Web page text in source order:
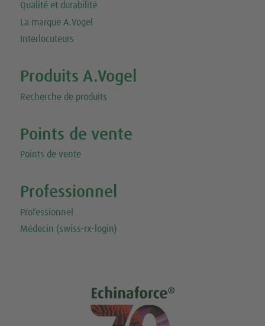
Qualité et durabilité
La marque A.Vogel
Interlocuteurs
Produits A.Vogel
Recherche de produits
Points de vente
Points de vente
Professionnel
Professionnel
Médecin (swiss-rx-login)